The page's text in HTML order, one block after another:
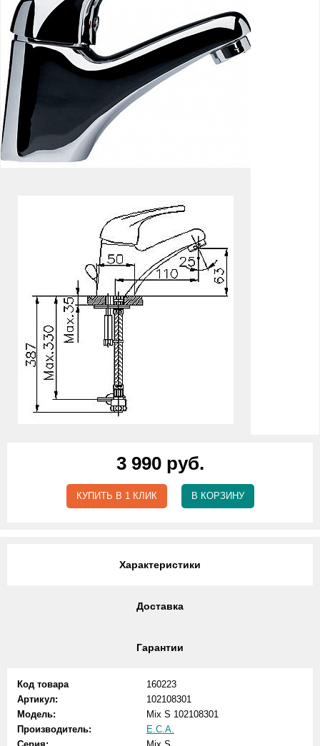
3 990 руб.
КУПИТЬ В 1 КЛИК В КОРЗИНУ
Характеристики
Доставка
Гарантии
Код товара
160223
Артикул:
102108301
Модель:
Mix S 102108301
Производитель:
E.C.A.